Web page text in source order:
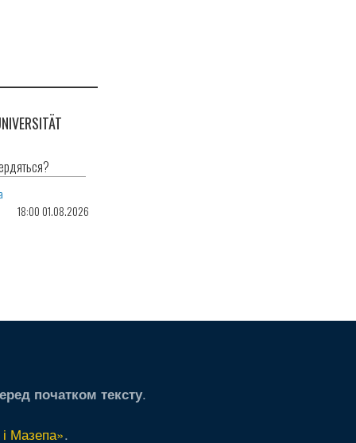
18:00 01.08.2026
початком тексту.
Мазепа».